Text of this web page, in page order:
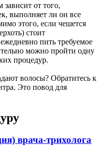
от того,
выполняет ли он все
этого, если чешется
стоит
пить требуемое
можно пройти одну
процедур.
волосы? Обратитесь к
Это повод для
врача-трихолога